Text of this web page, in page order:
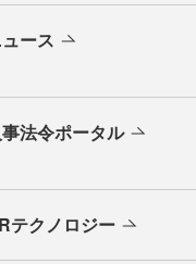
ース
事法令ポータル
テクノロジー